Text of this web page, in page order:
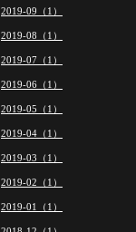
2019-09（1）
2019-08（1）
2019-07（1）
2019-06（1）
2019-05（1）
2019-04（1）
2019-03（1）
2019-02（1）
2019-01（1）